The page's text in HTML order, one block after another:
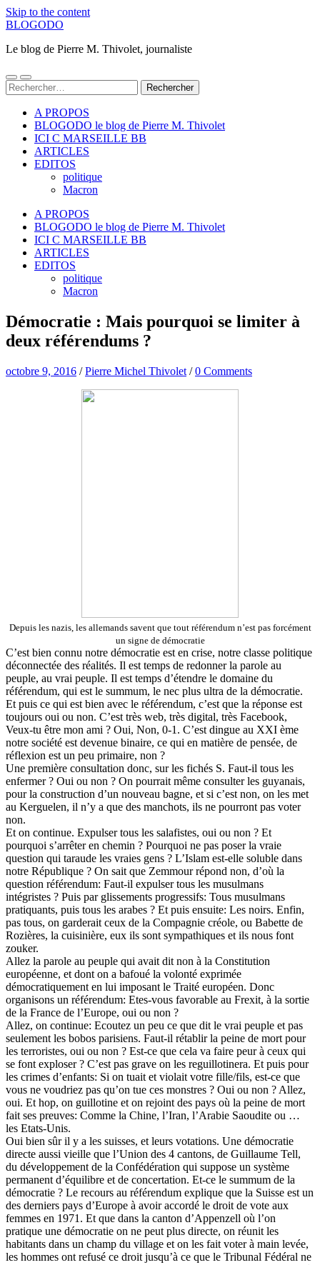
Skip to the content
BLOGODO
Le blog de Pierre M. Thivolet, journaliste
Toggle
mobile
Toggle
search
Rechercher :
A PROPOS
BLOGODO le blog de Pierre M. Thivolet
ICI C MARSEILLE BB
ARTICLES
EDITOS
politique
Macron
A PROPOS
BLOGODO le blog de Pierre M. Thivolet
ICI C MARSEILLE BB
ARTICLES
EDITOS
politique
Macron
Démocratie : Mais pourquoi se limiter à
deux référendums ?
octobre 9, 2016 /Pierre Michel Thivolet /0 Comments
Depuis les nazis, les allemands savent que tout référendum n’est pas forcément
un signe de démocratie
C’est bien connu notre démocratie est en crise, notre classe politique
déconnectée des réalités. Il est temps de redonner la parole au
peuple, au vrai peuple. Il est temps d’étendre le domaine du
référendum, qui est le summum, le nec plus ultra de la démocratie.
Et puis ce qui est bien avec le référendum, c’est que la réponse est
toujours oui ou non. C’est très web, très digital, très Facebook,
Veux-tu être mon ami ? Oui, Non, 0-1. C’est dingue au XXI ème
notre société est devenue binaire, ce qui en matière de pensée, de
réflexion est un peu primaire, non ?
Une première consultation donc, sur les fichés S. Faut-il tous les
enfermer ? Oui ou non ? On pourrait même consulter les guyanais,
pour la construction d’un nouveau bagne, et si c’est non, on les met
au Kerguelen, il n’y a que des manchots, ils ne pourront pas voter
non.
Et on continue. Expulser tous les salafistes, oui ou non ? Et
pourquoi s’arrêter en chemin ? Pourquoi ne pas poser la vraie
question qui taraude les vraies gens ? L’Islam est-elle soluble dans
notre République ? On sait que Zemmour répond non, d’où la
question référendum: Faut-il expulser tous les musulmans
intégristes ? Puis par glissements progressifs: Tous musulmans
pratiquants, puis tous les arabes ? Et puis ensuite: Les noirs. Enfin,
pas tous, on garderait ceux de la Compagnie créole, ou Babette de
Rozières, la cuisinière, eux ils sont sympathiques et ils nous font
zouker.
Allez la parole au peuple qui avait dit non à la Constitution
européenne, et dont on a bafoué la volonté exprimée
démocratiquement en lui imposant le Traité européen. Donc
organisons un référendum: Etes-vous favorable au Frexit, à la sortie
de la France de l’Europe, oui ou non ?
Allez, on continue: Ecoutez un peu ce que dit le vrai peuple et pas
seulement les bobos parisiens. Faut-il rétablir la peine de mort pour
les terroristes, oui ou non ? Est-ce que cela va faire peur à ceux qui
se font exploser ? C’est pas grave on les reguillotinera. Et puis pour
les crimes d’enfants: Si on tuait et violait votre fille/fils, est-ce que
vous ne voudriez pas qu’on tue ces monstres ? Oui ou non ? Allez,
oui. Et hop, on guillotine et on rejoint des pays où la peine de mort
fait ses preuves: Comme la Chine, l’Iran, l’Arabie Saoudite ou …
les Etats-Unis.
Oui bien sûr il y a les suisses, et leurs votations. Une démocratie
directe aussi vieille que l’Union des 4 cantons, de Guillaume Tell,
du développement de la Confédération qui suppose un système
permanent d’équilibre et de concertation. Et-ce le summum de la
démocratie ? Le recours au référendum explique que la Suisse est un
des derniers pays d’Europe à avoir accordé le droit de vote aux
femmes en 1971. Et que dans la canton d’Appenzell où l’on
pratique une démocratie on ne peut plus directe, on réunit les
habitants dans un champ du village et on les fait voter à main levée,
les hommes ont refusé ce droit jusqu’à ce que le Tribunal Fédéral ne